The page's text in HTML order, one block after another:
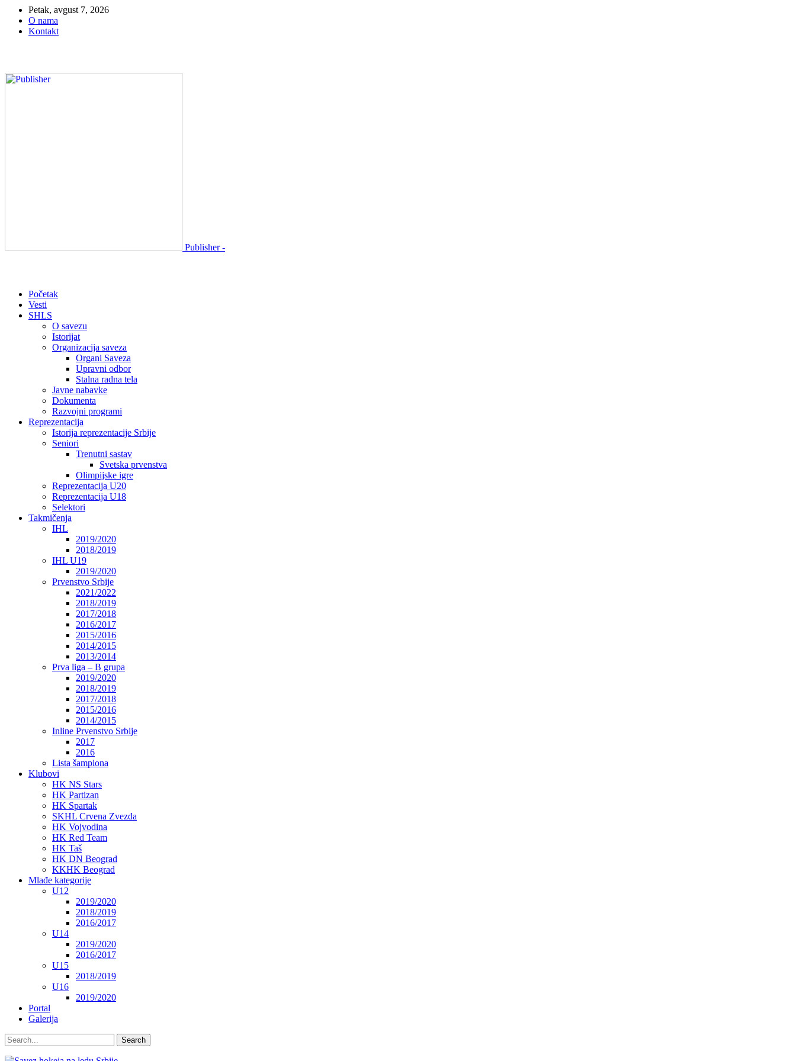
Petak, avgust 7, 2026
O nama
Kontakt
Publisher -
Početak
Vesti
SHLS
O savezu
Istorijat
Organizacija saveza
Organi Saveza
Upravni odbor
Stalna radna tela
Javne nabavke
Dokumenta
Razvojni programi
Reprezentacija
Istorija reprezentacije Srbije
Seniori
Trenutni sastav
Svetska prvenstva
Olimpijske igre
Reprezentacija U20
Reprezentacija U18
Selektori
Takmičenja
IHL
2019/2020
2018/2019
IHL U19
2019/2020
Prvenstvo Srbije
2021/2022
2018/2019
2017/2018
2016/2017
2015/2016
2014/2015
2013/2014
Prva liga – B grupa
2019/2020
2018/2019
2017/2018
2015/2016
2014/2015
Inline Prvenstvo Srbije
2017
2016
Lista šampiona
Klubovi
HK NS Stars
HK Partizan
HK Spartak
SKHL Crvena Zvezda
HK Vojvodina
HK Red Team
HK Taš
HK DN Beograd
KKHK Beograd
Mlađe kategorije
U12
2019/2020
2018/2019
2016/2017
U14
2019/2020
2016/2017
U15
2018/2019
U16
2019/2020
Portal
Galerija